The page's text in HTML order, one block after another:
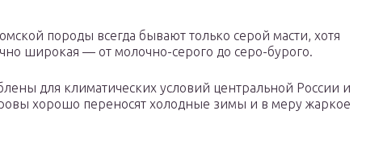
породы всегда бывают только серой масти, хотя
широкая — от молочно-серого до серо-бурого.
для климатических условий центральной России и
хорошо переносят холодные зимы и в меру жаркое